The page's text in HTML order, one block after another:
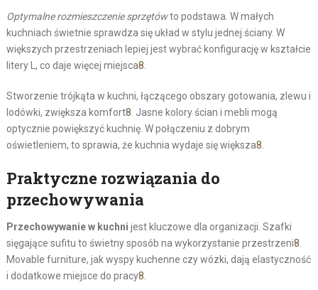
Optymalne rozmieszczenie sprzętówto podstawa. W małych
kuchniach świetnie sprawdza się układ w stylu jednej ściany. W
większych przestrzeniach lepiej jest wybrać konfigurację w kształcie
litery L, co daje więcej miejsca8
Stworzenie trójkąta w kuchni, łączącego obszary gotowania, zlewu i
lodówki, zwiększa komfort8 . Jasne kolory ścian i mebli mogą
optycznie powiększyć kuchnię. W połączeniu z dobrym
oświetleniem, to sprawia, że kuchnia wydaje się większa8
Praktyczne rozwiązania do
przechowywania
Przechowywanie w kuchni jest kluczowe dla organizacji. Szafki
sięgające sufitu to świetny sposób na wykorzystanie przestrzeni8
Movable furniture, jak wyspy kuchenne czy wózki, dają elastyczność
i dodatkowe miejsce do pracy8